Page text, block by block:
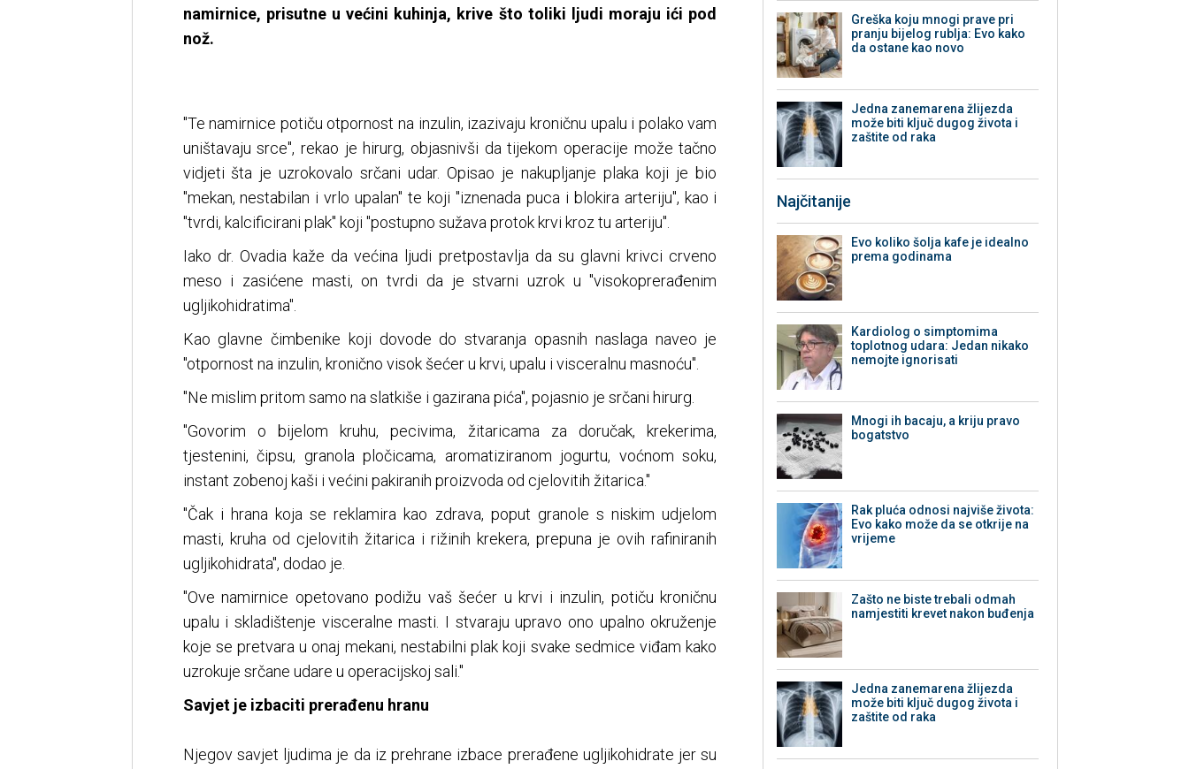
namirnice, prisutne u većini kuhinja, krive što toliki ljudi moraju ići pod
nož.
"Te namirnice potiču otpornost na inzulin, izazivaju kroničnu upalu i polako vam
uništavaju srce", rekao je hirurg, objasnivši da tijekom operacije može tačno
vidjeti šta je uzrokovalo srčani udar. Opisao je nakupljanje plaka koji je bio
"mekan, nestabilan i vrlo upalan" te koji "iznenada puca i blokira arteriju", kao i
"tvrdi, kalcificirani plak" koji "postupno sužava protok krvi kroz tu arteriju".
Iako dr. Ovadia kaže da većina ljudi pretpostavlja da su glavni krivci crveno
meso i zasićene masti, on tvrdi da je stvarni uzrok u "visokoprerađenim
ugljikohidratima".
Kao glavne čimbenike koji dovode do stvaranja opasnih naslaga naveo je
"otpornost na inzulin, kronično visok šećer u krvi, upalu i visceralnu masnoću".
"Ne mislim pritom samo na slatkiše i gazirana pića", pojasnio je srčani hirurg.
"Govorim o bijelom kruhu, pecivima, žitaricama za doručak, krekerima,
tjestenini, čipsu, granola pločicama, aromatiziranom jogurtu, voćnom soku,
instant zobenoj kaši i većini pakiranih proizvoda od cjelovitih žitarica."
"Čak i hrana koja se reklamira kao zdrava, poput granole s niskim udjelom
masti, kruha od cjelovitih žitarica i rižinih krekera, prepuna je ovih rafiniranih
ugljikohidrata", dodao je.
"Ove namirnice opetovano podižu vaš šećer u krvi i inzulin, potiču kroničnu
upalu i skladištenje visceralne masti. I stvaraju upravo ono upalno okruženje
koje se pretvara u onaj mekani, nestabilni plak koji svake sedmice viđam kako
uzrokuje srčane udare u operacijskoj sali."
Savjet je izbaciti prerađenu hranu
Njegov savjet ljudima je da iz prehrane izbace prerađene ugljikohidrate jer su
Greška koju mnogi prave pri
pranju bijelog rublja: Evo kako
da ostane kao novo
Jedna zanemarena žlijezda
može biti ključ dugog života i
zaštite od raka
Najčitanije
Evo koliko šolja kafe je idealno
prema godinama
Kardiolog o simptomima
toplotnog udara: Jedan nikako
nemojte ignorisati
Mnogi ih bacaju, a kriju pravo
bogatstvo
Rak pluća odnosi najviše života:
Evo kako može da se otkrije na
vrijeme
Zašto ne biste trebali odmah
namjestiti krevet nakon buđenja
Jedna zanemarena žlijezda
može biti ključ dugog života i
zaštite od raka